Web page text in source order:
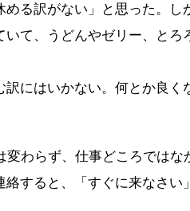
る訳がない」と思った。し
て、うどんやゼリー、とろ
にはいかない。何とか良く
変わらず、仕事どころではな
すると、「すぐに来なさい